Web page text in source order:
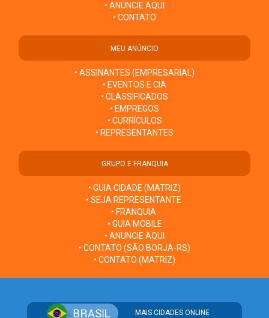
• ANUNCIE AQUI
• CONTATO
MEU ANÚNCIO
• ASSINANTES (EMPRESARIAL)
• EVENTOS E CIA
• CLASSIFICADOS
• EMPREGOS
• CURRÍCULOS
• REPRESENTANTES
GRUPO E FRANQUIA
• GUIA CIDADE (MATRIZ)
• SEJA REPRESENTANTE
• FRANQUIA
• GUIA MOBILE
• ANUNCIE AQUI
• CONTATO (SÃO BORJA-RS)
• CONTATO (MATRIZ)
MAIS CIDADES ONLINE